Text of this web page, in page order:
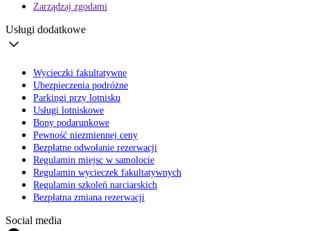
Zarządzaj zgodami
Usługi dodatkowe
Wycieczki fakultatywne
Ubezpieczenia podróżne
Parkingi przy lotnisku
Usługi lotniskowe
Bony podarunkowe
Pewność niezmiennej ceny
Bezpłatne odwołanie rezerwacji
Regulamin miejsc w samolocie
Regulamin wycieczek fakultatywnych
Regulamin szkoleń narciarskich
Bezpłatna zmiana rezerwacji
Social media